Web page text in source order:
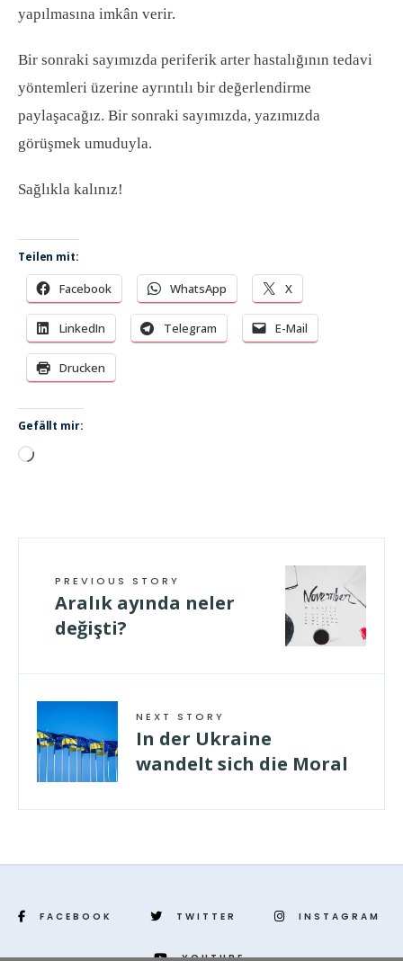
yapılmasına imkân verir.
Bir sonraki sayımızda periferik arter hastalığının tedavi
yöntemleri üzerine ayrıntılı bir değerlendirme
paylaşacağız. Bir sonraki sayımızda, yazımızda
görüşmek umuduyla.
Sağlıkla kalınız!
Teilen mit:
Facebook WhatsApp X
LinkedIn Telegram E-Mail
Drucken
Gefällt mir:
Wird
PREVIOUS STORY
Aralık ayında neler
değişti?
NEXT STORY
In der Ukraine
wandelt sich die Moral
FACEBOOK TWITTER INSTAGRAM
YOUTUBE